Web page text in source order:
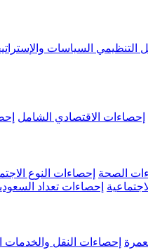
التنظيمي السياسات
إحصاءات الاقتصادي الشامل
الصحة إحصاءات النوع
إحصاءات تعداد السعودية
إحصاءات النقل والخدمات